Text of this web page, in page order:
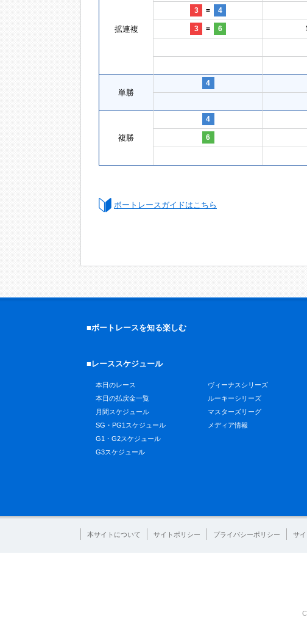
拡連複
3 = 4
3 = 6
単勝
4
複勝
4
6
ボートレースガイドはこちら
■ボートレースを知る楽しむ
■レーススケジュール
本日のレース
本日の払戻金一覧
月間スケジュール
SG・PG1スケジュール
G1・G2スケジュール
G3スケジュール
ヴィーナスシリーズ
ルーキーシリーズ
マスターズリーグ
メディア情報
本サイトについて サイトポリシー プライバシーポリシー サ